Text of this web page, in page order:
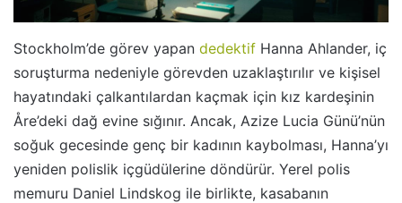
Stockholm’de görev yapan dedektif Hanna Ahlander, iç
soruşturma nedeniyle görevden uzaklaştırılır ve kişisel
hayatındaki çalkantılardan kaçmak için kız kardeşinin
Åre’deki dağ evine sığınır. Ancak, Azize Lucia Günü’nün
soğuk gecesinde genç bir kadının kaybolması, Hanna’yı
yeniden polislik içgüdülerine döndürür. Yerel polis
memuru Daniel Lindskog ile birlikte, kasabanın